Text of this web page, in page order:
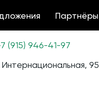
Партнёры
(915) 946-41-97
95